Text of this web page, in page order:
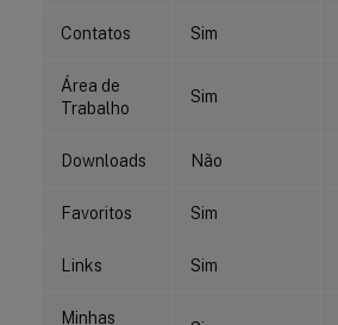
Contatos Sim
Área de
Trabalho
Sim
Downloads Não
Favoritos Sim
Links Sim
Minhas